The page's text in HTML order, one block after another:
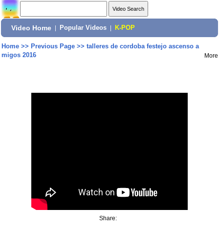
Video Home Popular Videos K-POP
Home>> Previous Page>> talleres de cordoba festejo ascenso a
migos 2016
More
Share: